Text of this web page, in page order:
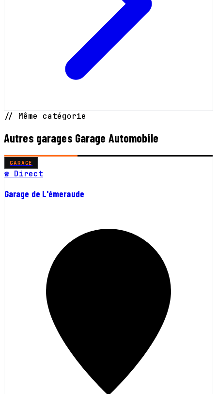
// Même catégorie
Autres garages Garage Automobile
GARAGE
☎ Direct
Garage de L'émeraude